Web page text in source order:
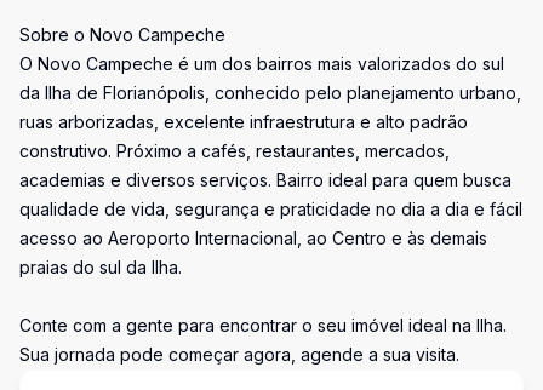
Sobre o Novo Campeche
O Novo Campeche é um dos bairros mais valorizados do sul
da Ilha de Florianópolis, conhecido pelo planejamento urbano,
ruas arborizadas, excelente infraestrutura e alto padrão
construtivo. Próximo a cafés, restaurantes, mercados,
academias e diversos serviços. Bairro ideal para quem busca
qualidade de vida, segurança e praticidade no dia a dia e fácil
acesso ao Aeroporto Internacional, ao Centro e às demais
praias do sul da Ilha.
Conte com a gente para encontrar o seu imóvel ideal na Ilha.
Sua jornada pode começar agora, agende a sua visita.